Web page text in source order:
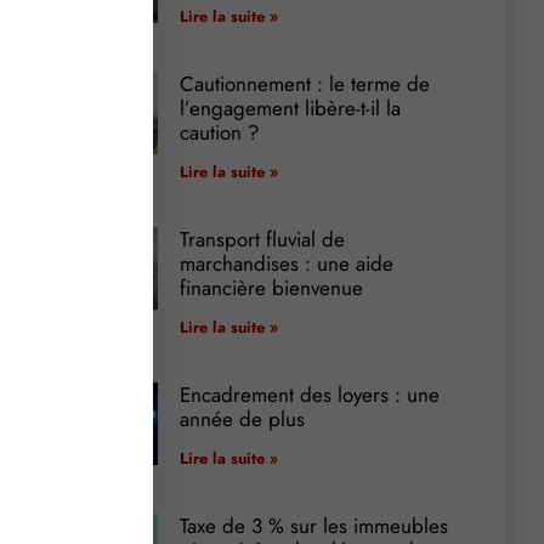
Lire la suite »
Cautionnement : le terme de
l’engagement libère-t-il la
caution ?
Lire la suite »
Transport fluvial de
marchandises : une aide
financière bienvenue
Lire la suite »
Encadrement des loyers : une
année de plus
Lire la suite »
Taxe de 3 % sur les immeubles